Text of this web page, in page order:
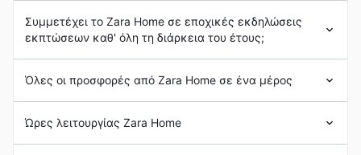
πρώτου της καταστήματος στη Σαραγόσα της
Ισπανίας. Από το ξεκίνημά της, η μάρκα σημείωσε
τεράστια επιτυχία, σε τέτοιο βαθμό που μέχρι το
τέλος του ίδιου έτους η εταιρεία λειτουργούσε
συνολικά 26 καταστήματα.
της και ίδρυσε τη Zara Home
Συμμετέχει το Zara Home σε εποχικές εκδηλώσεις
εκπτώσεων καθ' όλη τη διάρκεια του έτους;
εκπτωτικές εκδηλώσεις καθ' όλη τη διάρκεια του
έτους, προσφέροντας εξαιρετικές ευκαιρίες για
ανανέωση του χώρου σας. Στον ιστότοπό μας,
μπορείτε να βρείτε τα πιο πρόσφατα
Όλες οι προσφορές από Zara Home σε ένα μέρος
ισπανική αλυσίδα καταστημάτων
οποία ανήκει επίσης στον όμιλο Inditex. Με μακρά
Ώρες λειτουργίας Zara Home